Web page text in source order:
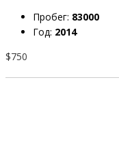
Пробег: 83000
Год: 2014
$750